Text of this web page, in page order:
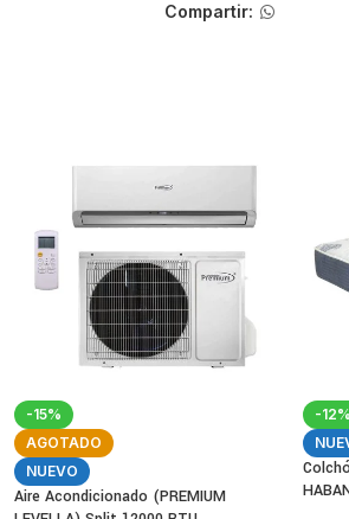
5
Compartir:
-15%
AGOTADO
NUEVO
Aire Acondicionado (PREMIUM
-12%